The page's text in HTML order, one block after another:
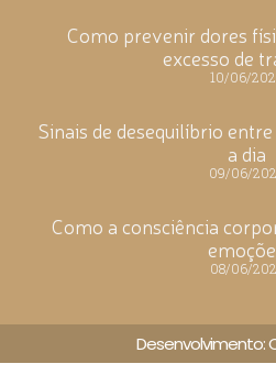
Como prevenir dores
excesso de
10/06/
Sinais de desequilíbrio
a dia
09/06/
Como a consciência
08/06/
Desenvolvimento: